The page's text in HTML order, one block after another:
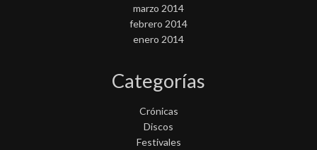
marzo 2014
febrero 2014
enero 2014
Categorías
Crónicas
Discos
Festivales